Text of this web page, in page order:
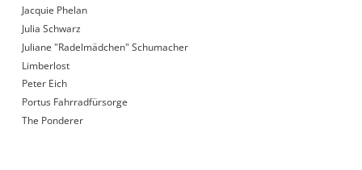
Jacquie Phelan
Julia Schwarz
Juliane "Radelmädchen" Schumacher
Limberlost
Peter Eich
Portus Fahrradfürsorge
The Ponderer